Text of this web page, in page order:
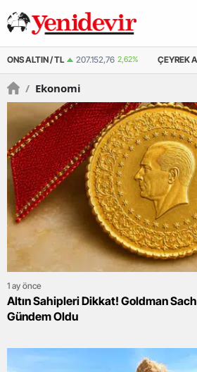
ÇEYREK ALTIN 10.889,99 2,59% ÇEYREK
/ Ekonomi
1 ay önce
Altın Sahipleri Dikkat! Goldman
Gündem Oldu